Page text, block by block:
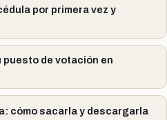
por primera vez y
puesto de votación en
cómo sacarla y descargarla